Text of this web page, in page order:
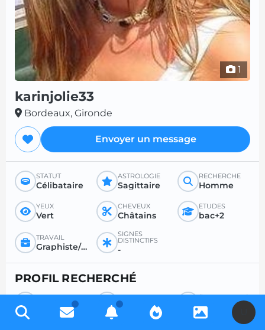
1
karinjolie33
Bordeaux, Gironde
Envoyer un message
STATUT
Célibataire
ASTROLOGIE
Sagittaire
RECHERCHE
Homme
YEUX
Vert
CHEVEUX
Châtains
ÉTUDES
bac+2
TRAVAIL
Graphiste/Programmeur/Webmaster
SIGNES
DISTINCTIFS
-
PROFIL RECHERCHÉ
RECHERCHE
Homme
POUR
Rencontre sérieuse
ÂGE SOUHAITÉ
-